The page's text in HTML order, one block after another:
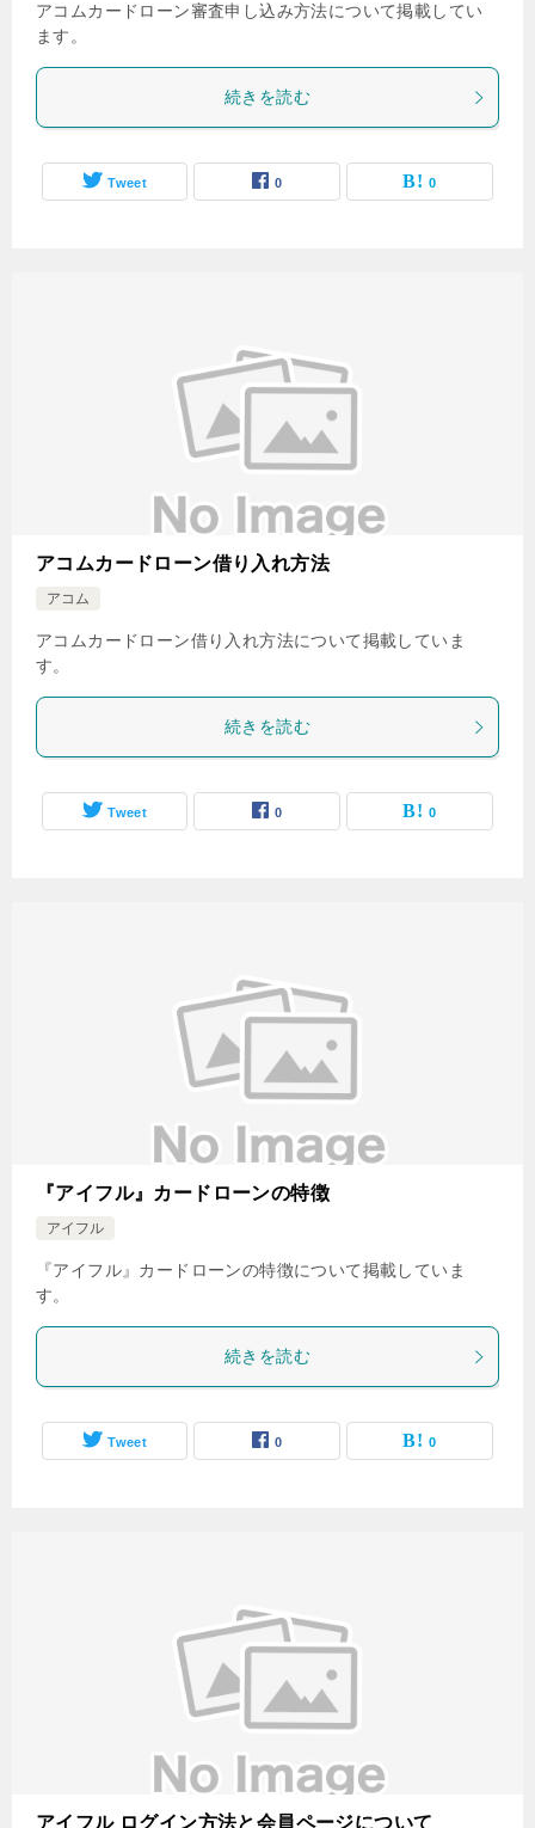
アコムカードローン審査申し込み方法について掲載してい
ます。
続きを読む
Tweet 0 0
アコムカードローン借り入れ方法
アコム
アコムカードローン借り入れ方法について掲載していま
す。
続きを読む
Tweet 0 0
『アイフル』カードローンの特徴
アイフル
『アイフル』カードローンの特徴について掲載していま
す。
続きを読む
Tweet 0 0
アイフル ログイン方法と会員ページについて